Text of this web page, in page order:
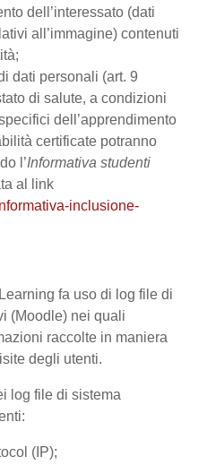
dell’interessato (dati
all’immagine) contenuti
dati personali (art. 9
di salute, a condizioni
dell’apprendimento
certificate potranno
l’Informativa studenti
al link
inclusione-
fa uso di log file di
(Moodle) nei quali
raccolte in maniera
degli utenti.
log file di sistema
(IP);